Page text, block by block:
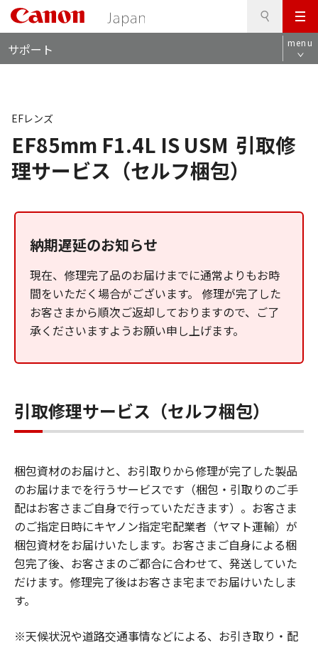
メ
ニ
ュ
サポート menu
EF85mm F1.4L IS USM 引取修
理サービス（セルフ梱包）
EFレンズ
納期遅延のお知らせ
現在、修理完了品のお届けまでに通常よりもお時
間をいただく場合がございます。 修理が完了した
お客さまから順次ご返却しておりますので、ご了
承くださいますようお願い申し上げます。
引取修理サービス（セルフ梱包）
梱包資材のお届けと、お引取りから修理が完了した製品
のお届けまでを行うサービスです（梱包・引取りのご手
配はお客さまご自身で行っていただきます）。お客さま
のご指定日時にキヤノン指定宅配業者（ヤマト運輸）が
梱包資材をお届けいたします。お客さまご自身による梱
包完了後、お客さまのご都合に合わせて、発送していた
だけます。修理完了後はお客さま宅までお届けいたしま
す。
※天候状況や道路交通事情などによる、お引き取り・配